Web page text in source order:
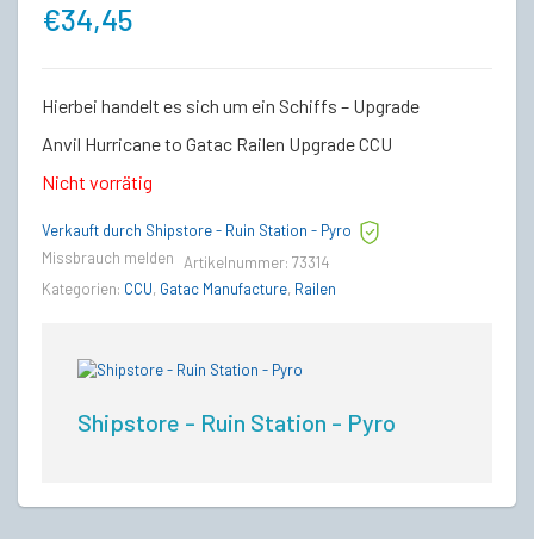
€34,45
Hierbei handelt es sich um ein Schiffs – Upgrade
Anvil Hurricane to Gatac Railen Upgrade CCU
Nicht vorrätig
Verkauft durch Shipstore - Ruin Station - Pyro
Missbrauch melden Artikelnummer: 73314
Kategorien: CCU, Gatac Manufacture, Railen
Shipstore - Ruin Station - Pyro